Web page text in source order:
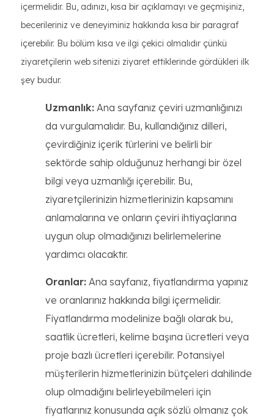
içermelidir. Bu, adınızı, kısa bir açıklamayı ve geçmişiniz,
becerileriniz ve deneyiminiz hakkında kısa bir paragraf
içerebilir. Bu bölüm kısa ve ilgi çekici olmalıdır çünkü
ziyaretçilerin web sitenizi ziyaret ettiklerinde gördükleri ilk
şey budur.
Uzmanlık: Ana sayfanız çeviri uzmanlığınızı
da vurgulamalıdır. Bu, kullandığınız dilleri,
çevirdiğiniz içerik türlerini ve belirli bir
sektörde sahip olduğunuz herhangi bir özel
bilgi veya uzmanlığı içerebilir. Bu,
ziyaretçilerinizin hizmetlerinizin kapsamını
anlamalarına ve onların çeviri ihtiyaçlarına
uygun olup olmadığınızı belirlemelerine
yardımcı olacaktır.
Oranlar: Ana sayfanız, fiyatlandırma yapınız
ve oranlarınız hakkında bilgi içermelidir.
Fiyatlandırma modelinize bağlı olarak bu,
saatlik ücretleri, kelime başına ücretleri veya
proje bazlı ücretleri içerebilir. Potansiyel
müşterilerin hizmetlerinizin bütçeleri dahilinde
olup olmadığını belirleyebilmeleri için
fiyatlarınız konusunda açık sözlü olmanız çok